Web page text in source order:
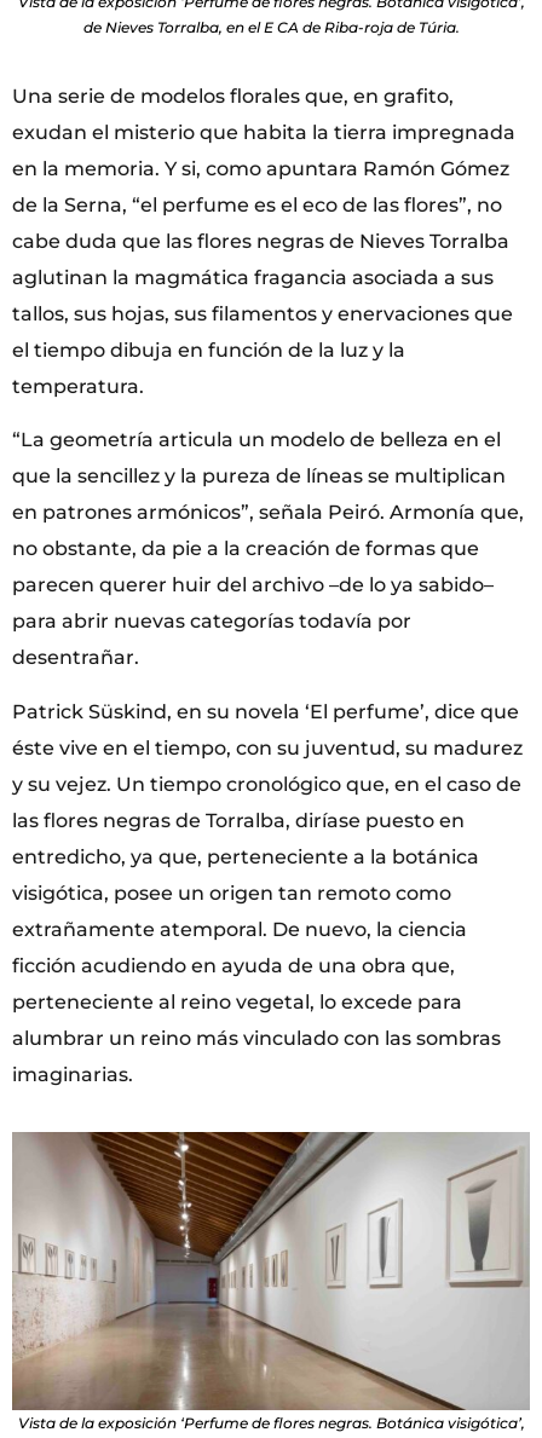
de Nieves Torralba, en el E CA de Riba-roja de Túria.
Una serie de modelos florales que, en grafito,
exudan el misterio que habita la tierra impregnada
en la memoria. Y si, como apuntara Ramón Gómez
de la Serna, “el perfume es el eco de las flores”, no
cabe duda que las flores negras de Nieves Torralba
aglutinan la magmática fragancia asociada a sus
tallos, sus hojas, sus filamentos y enervaciones que
el tiempo dibuja en función de la luz y la
temperatura.
“La geometría articula un modelo de belleza en el
que la sencillez y la pureza de líneas se multiplican
en patrones armónicos”, señala Peiró. Armonía que,
no obstante, da pie a la creación de formas que
parecen querer huir del archivo –de lo ya sabido–
para abrir nuevas categorías todavía por
desentrañar.
Patrick Süskind, en su novela ‘El perfume’, dice que
éste vive en el tiempo, con su juventud, su madurez
y su vejez. Un tiempo cronológico que, en el caso de
las flores negras de Torralba, diríase puesto en
entredicho, ya que, perteneciente a la botánica
visigótica, posee un origen tan remoto como
extrañamente atemporal. De nuevo, la ciencia
ficción acudiendo en ayuda de una obra que,
perteneciente al reino vegetal, lo excede para
alumbrar un reino más vinculado con las sombras
imaginarias.
Vista de la exposición ‘Perfume de flores negras. Botánica visigótica’,